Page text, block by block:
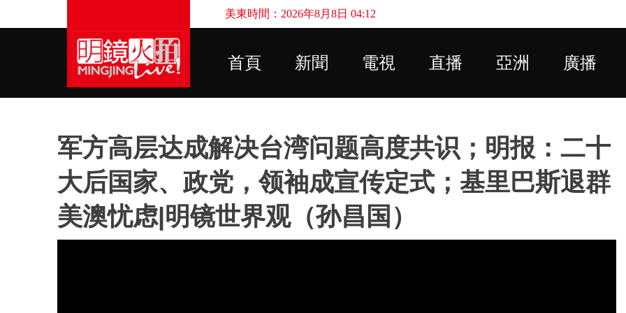
美東時間：2026年8月8日 04:12
首頁 新聞 電視 直播 亞洲 廣播
军方高层达成解决台湾问题高度共识；明报：二十
大后国家、政党，领袖成宣传定式；基里巴斯退群
美澳忧虑|明镜世界观（孙昌国）